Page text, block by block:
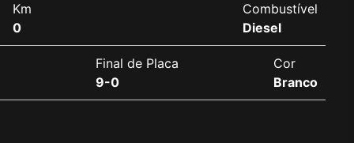
Km
0
Combustível
Diesel
Final de Placa
9-0
Cor
Branco